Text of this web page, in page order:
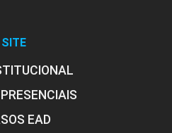
SITE
EAD